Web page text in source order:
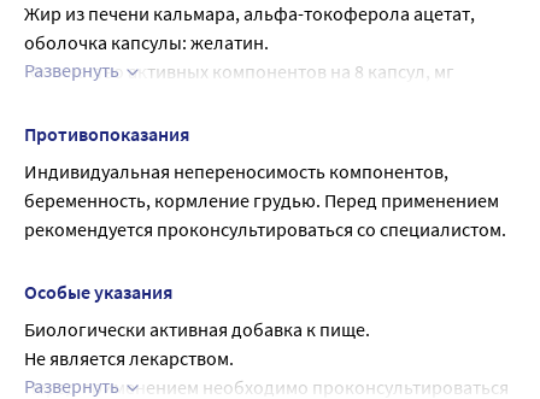
Жир из печени кальмара, альфа-токоферола ацетат,
оболочка капсулы: желатин.
Количество активных компонентов на 8 капсул, мг
Алкилглицерины 800
ЭПК 320
ДГК 65
Омега-6 76
Витамин Е 4,8
Развернуть
Противопоказания
Индивидуальная непереносимость компонентов,
беременность, кормление грудью. Перед применением
рекомендуется проконсультироваться со специалистом.
Особые указания
Биологически активная добавка к пище.
Не является лекарством.
Перед применением необходимо проконсультироваться
Развернуть